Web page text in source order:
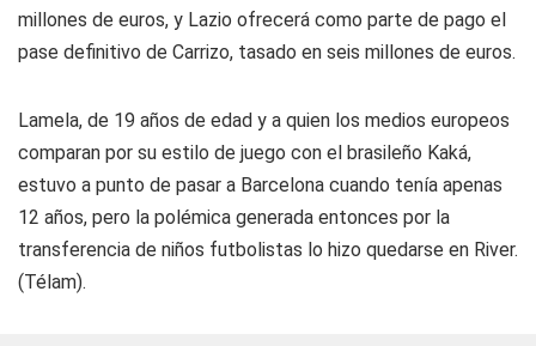
millones de euros, y Lazio ofrecerá como parte de pago el
pase definitivo de Carrizo, tasado en seis millones de euros.
Lamela, de 19 años de edad y a quien los medios europeos
comparan por su estilo de juego con el brasileño Kaká,
estuvo a punto de pasar a Barcelona cuando tenía apenas
12 años, pero la polémica generada entonces por la
transferencia de niños futbolistas lo hizo quedarse en River.
(Télam).